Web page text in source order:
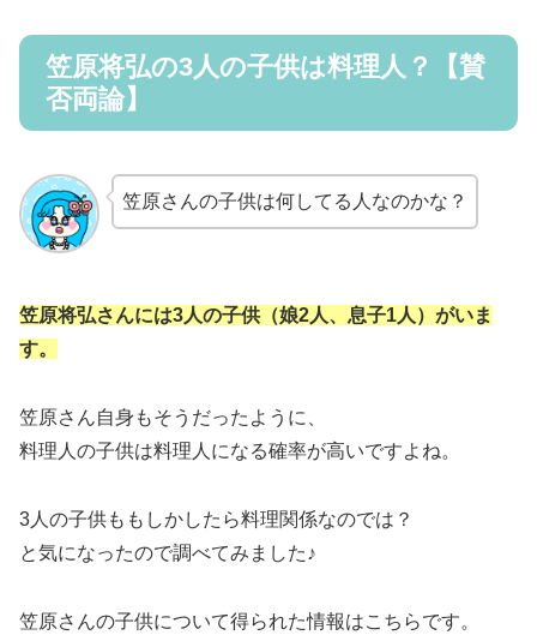
笠原将弘の3人の子供は料理人？【賛
否両論】
笠原さんの子供は何してる人なのかな？
笠原将弘さんには3人の子供（娘2人、息子1人）がいま
す。
笠原さん自身もそうだったように、
料理人の子供は料理人になる確率が高いですよね。
3人の子供ももしかしたら料理関係なのでは？
と気になったので調べてみました♪
笠原さんの子供について得られた情報はこちらです。